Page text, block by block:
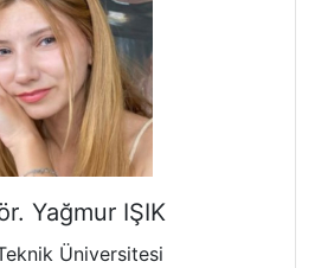
Yağmur IŞIK
Üniversitesi